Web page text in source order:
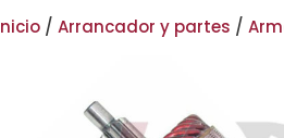
/ Arrancador y partes /